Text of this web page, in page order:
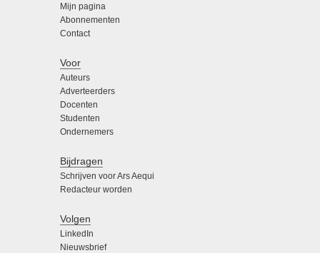
Mijn pagina
Abonnementen
Contact
Voor
Auteurs
Adverteerders
Docenten
Studenten
Ondernemers
Bijdragen
Schrijven voor Ars Aequi
Redacteur worden
Volgen
LinkedIn
Nieuwsbrief